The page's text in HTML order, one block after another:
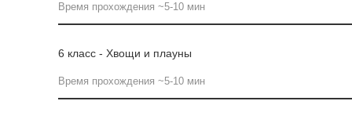
Время прохождения ~5-10 мин
6 класс - Хвощи и плауны
Время прохождения ~5-10 мин